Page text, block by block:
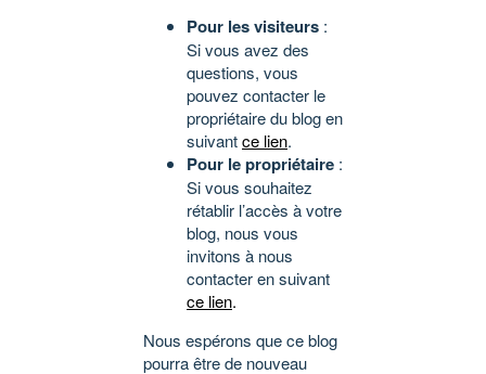
Pour les visiteurs :
Si vous avez des
questions, vous
pouvez contacter le
propriétaire du blog en
suivantce lien.
Pour le propriétaire :
Si vous souhaitez
rétablir l’accès à votre
blog, nous vous
invitons à nous
contacter en suivant
ce lien.
Nous espérons que ce blog
pourra être de nouveau